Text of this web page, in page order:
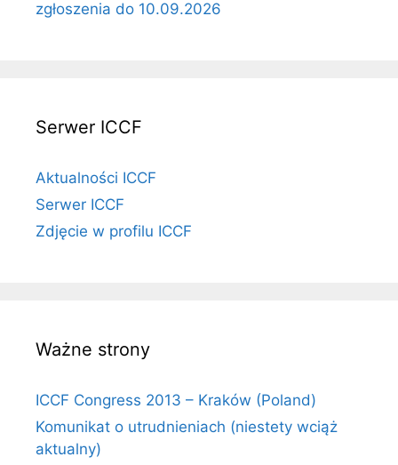
zgłoszenia do 10.09.2026
Serwer ICCF
Aktualności ICCF
Serwer ICCF
Zdjęcie w profilu ICCF
Ważne strony
ICCF Congress 2013 – Kraków (Poland)
Komunikat o utrudnieniach (niestety wciąż
aktualny)